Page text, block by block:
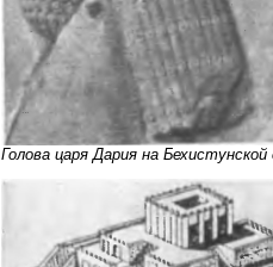
Голова царя Дария на Бехистунской